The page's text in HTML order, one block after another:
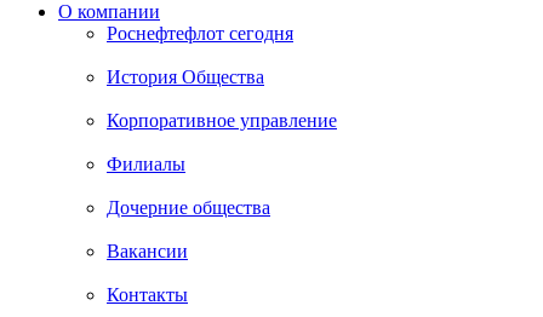
О компании
Роснефтефлот сегодня
История Общества
Корпоративное управление
Филиалы
Дочерние общества
Вакансии
Контакты